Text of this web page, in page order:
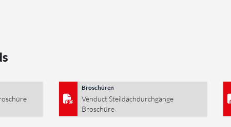
Broschüren
Venduct Steildachdurchgänge
Broschüre